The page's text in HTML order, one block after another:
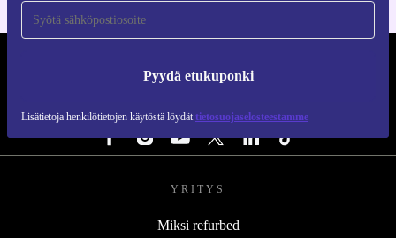
Pyydä etukuponki
Lisätietoja henkilötietojen käytöstä löydät tietosuojaselosteestamme
YRITYS
Miksi refurbed